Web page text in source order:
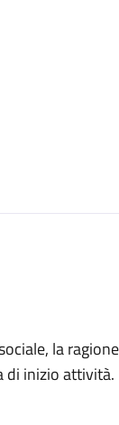
la
di inizio attività.